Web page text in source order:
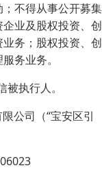
不得从事公开募集
业及股权投资、创
务；股权投资、创
务业务。
执行人。
公司（“宝安区引